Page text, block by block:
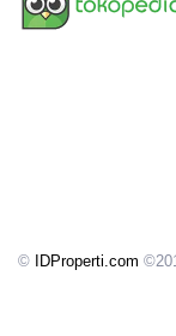
© IDProperti.com